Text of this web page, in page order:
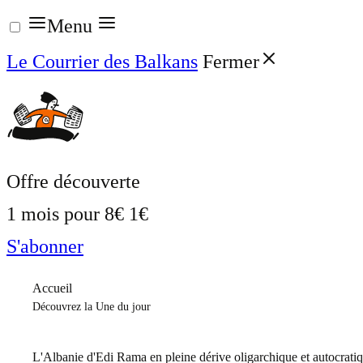
Aller
au
contenu
Menu
Le Courrier des Balkans Fermer
Offre découverte
1 mois pour 8€ 1€
S'abonner
Accueil
Découvrez la Une du jour
L'Albanie d'Edi Rama en pleine dérive oligarchique et